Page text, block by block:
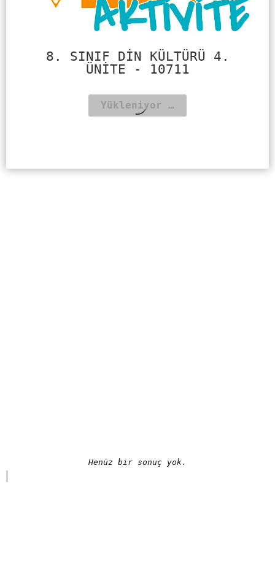
8. SINIF DIN KÜLTÜRÜ 4.
ÜNITE - 10711
Henüz bir sonuç yok.